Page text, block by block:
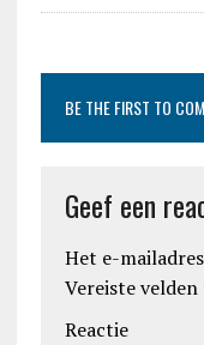
BE THE FIRST TO
Geef een
Het e-
Vereiste
Reactie